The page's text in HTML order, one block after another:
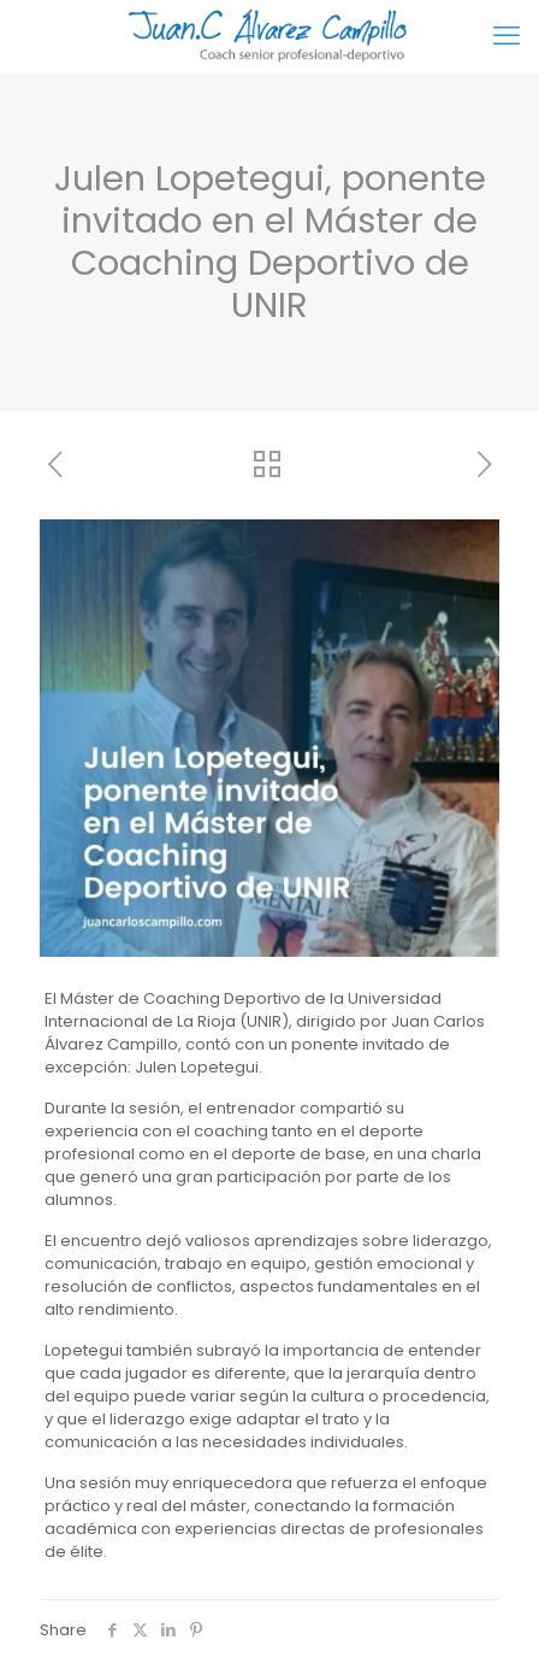
Julen Lopetegui, ponente
invitado en el Máster de
Coaching Deportivo de
UNIR
El Máster de Coaching Deportivo de la Universidad
Internacional de La Rioja (UNIR), dirigido por Juan Carlos
Álvarez Campillo, contó con un ponente invitado de
excepción: Julen Lopetegui.
Durante la sesión, el entrenador compartió su
experiencia con el coaching tanto en el deporte
profesional como en el deporte de base, en una charla
que generó una gran participación por parte de los
alumnos.
El encuentro dejó valiosos aprendizajes sobre liderazgo,
comunicación, trabajo en equipo, gestión emocional y
resolución de conflictos, aspectos fundamentales en el
alto rendimiento.
Lopetegui también subrayó la importancia de entender
que cada jugador es diferente, que la jerarquía dentro
del equipo puede variar según la cultura o procedencia,
y que el liderazgo exige adaptar el trato y la
comunicación a las necesidades individuales.
Una sesión muy enriquecedora que refuerza el enfoque
práctico y real del máster, conectando la formación
académica con experiencias directas de profesionales
de élite.
Share